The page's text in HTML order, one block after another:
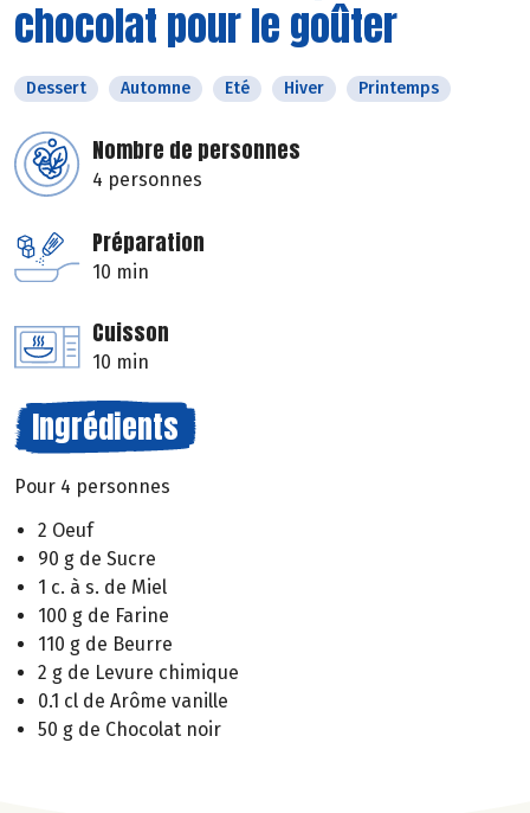
chocolat pour le goûter
Dessert Automne Eté Hiver Printemps
Nombre de personnes
4 personnes
Préparation
10 min
Cuisson
10 min
Ingrédients
Pour 4 personnes
2 Oeuf
90 g de Sucre
1 c. à s. de Miel
100 g de Farine
110 g de Beurre
2 g de Levure chimique
0.1 cl de Arôme vanille
50 g de Chocolat noir